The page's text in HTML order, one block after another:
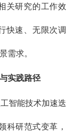
关研究的工作效
快速、无限次调
需求。
实践路径
智能技术加速迭
科研范式变革，